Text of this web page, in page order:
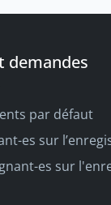
demandes
par défaut
es sur
es sur